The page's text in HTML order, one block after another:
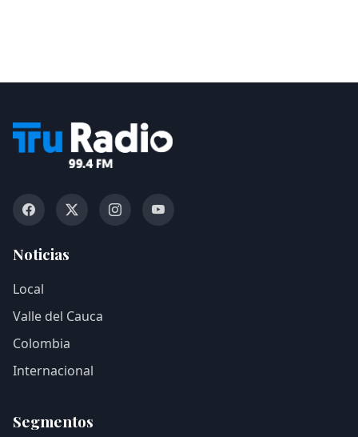
Noticias
Local
Valle del Cauca
Colombia
Internacional
Segmentos